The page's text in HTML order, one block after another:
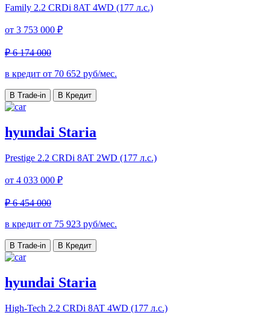
Family 2.2 CRDi 8AT 4WD (177 л.с.)
от 3 753 000 ₽
₽ 6 174 000
в кредит от 70 652 руб/мес.
В Trade-in В Кредит
hyundai Staria
Prestige 2.2 CRDi 8AT 2WD (177 л.с.)
от 4 033 000 ₽
₽ 6 454 000
в кредит от 75 923 руб/мес.
В Trade-in В Кредит
hyundai Staria
High-Tech 2.2 CRDi 8AT 4WD (177 л.с.)